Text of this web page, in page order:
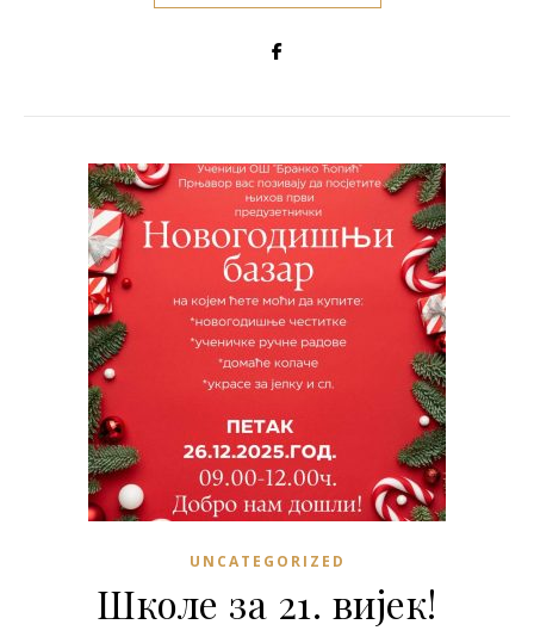
UNCATEGORIZED
Школе за 21. вијек!